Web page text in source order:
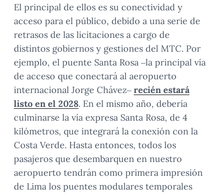
El principal de ellos es su conectividad y
acceso para el público, debido a una serie de
retrasos de las licitaciones a cargo de
distintos gobiernos y gestiones del MTC. Por
ejemplo, el puente Santa Rosa –la principal vía
de acceso que conectará al aeropuerto
internacional Jorge Chávez– recién estará
listo en el 2028. En el mismo año, debería
culminarse la vía expresa Santa Rosa, de 4
kilómetros, que integrará la conexión con la
Costa Verde. Hasta entonces, todos los
pasajeros que desembarquen en nuestro
aeropuerto tendrán como primera impresión
de Lima los puentes modulares temporales